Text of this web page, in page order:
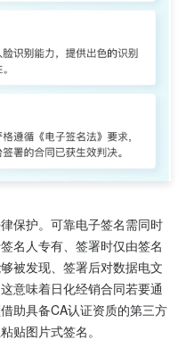
保护。可靠电子签名需同时
名人专有、签署时仅由签名
被发现、签署后对数据电文
意味着日化经销合同若要通
助具备CA认证资质的第三方
贴图片式签名。